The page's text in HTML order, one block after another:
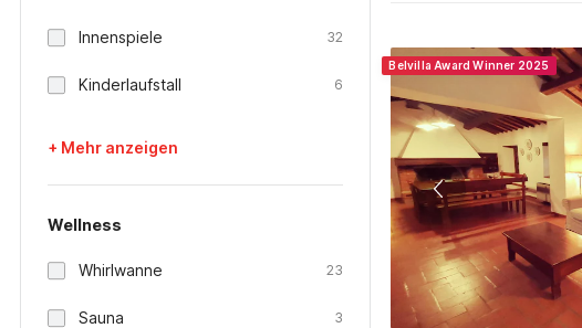
Innenspiele 32
Kinderlaufstall 6
+ Mehr anzeigen
Wellness
Whirlwanne 23
Sauna 3
Belvilla Award Winner 2025